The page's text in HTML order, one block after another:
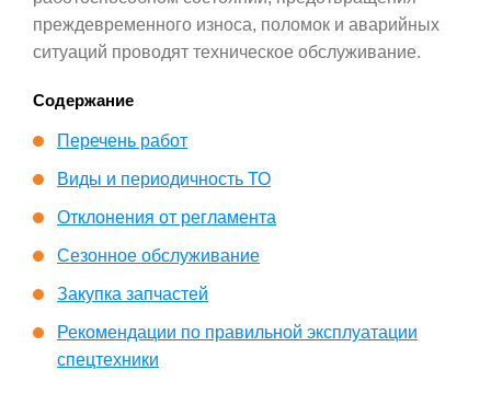
преждевременного износа, поломок и аварийных
ситуаций проводят техническое обслуживание.
Содержание
Перечень работ
Виды и периодичность ТО
Отклонения от регламента
Сезонное обслуживание
Закупка запчастей
Рекомендации по правильной эксплуатации
спецтехники